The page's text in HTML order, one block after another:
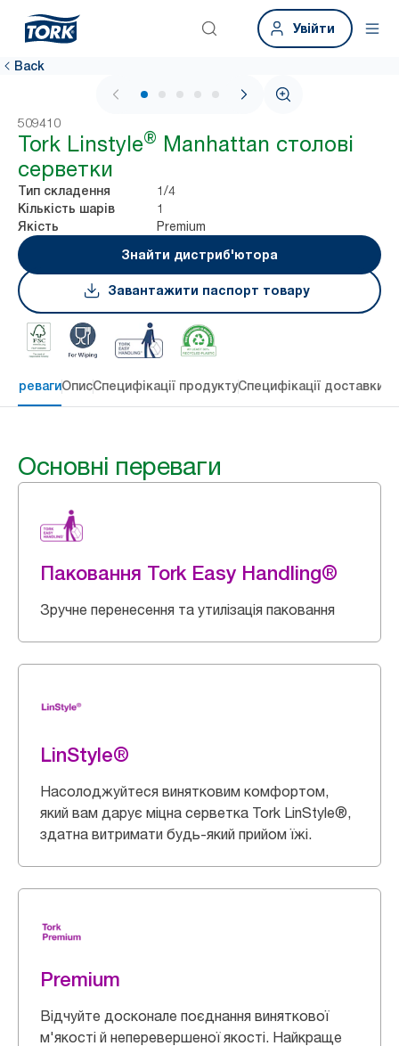
Увійти
Back
1 / 5
509410
Tork Linstyle® Manhattan столові
серветки
Тип складення 1/4
Кількість шарів 1
Якість
Premium
Знайти дистриб'ютора
Завантажити паспорт товару
перевагиОписСпецифікації продуктуСпецифікації доставки
Основні переваги
Паковання Tork Easy Handling®
Зручне перенесення та утилізація паковання
LinStyle®
Насолоджуйтеся винятковим комфортом,
який вам дарує міцна серветка Tork LinStyle®,
здатна витримати будь-який прийом їжі.
Premium
Відчуйте досконале поєднання виняткової
м'якості й неперевершеної якості. Найкраще